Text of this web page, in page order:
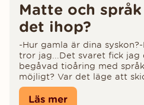
Matte och
det ihop?
-Hur gamla är dina
tror jag...Det svaret fick jag
begåvad tioåring med
möjligt? Var det läge att
Guinness rekordbok för
största åldersskillnad mellan
Läs mer